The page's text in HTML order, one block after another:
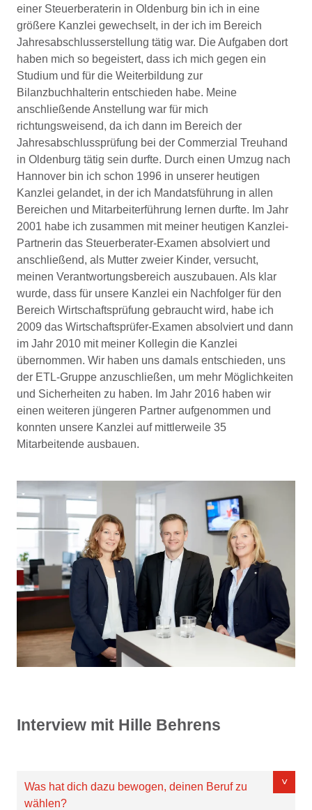
einer Steuerberaterin in Oldenburg bin ich in eine
größere Kanzlei gewechselt, in der ich im Bereich
Jahresabschlusserstellung tätig war. Die Aufgaben dort
haben mich so begeistert, dass ich mich gegen ein
Studium und für die Weiterbildung zur
Bilanzbuchhalterin entschieden habe. Meine
anschließende Anstellung war für mich
richtungsweisend, da ich dann im Bereich der
Jahresabschlussprüfung bei der Commerzial Treuhand
in Oldenburg tätig sein durfte. Durch einen Umzug nach
Hannover bin ich schon 1996 in unserer heutigen
Kanzlei gelandet, in der ich Mandatsführung in allen
Bereichen und Mitarbeiterführung lernen durfte. Im Jahr
2001 habe ich zusammen mit meiner heutigen Kanzlei-
Partnerin das Steuerberater-Examen absolviert und
anschließend, als Mutter zweier Kinder, versucht,
meinen Verantwortungsbereich auszubauen. Als klar
wurde, dass für unsere Kanzlei ein Nachfolger für den
Bereich Wirtschaftsprüfung gebraucht wird, habe ich
2009 das Wirtschaftsprüfer-Examen absolviert und dann
im Jahr 2010 mit meiner Kollegin die Kanzlei
übernommen. Wir haben uns damals entschieden, uns
der ETL-Gruppe anzuschließen, um mehr Möglichkeiten
und Sicherheiten zu haben. Im Jahr 2016 haben wir
einen weiteren jüngeren Partner aufgenommen und
konnten unsere Kanzlei auf mittlerweile 35
Mitarbeitende ausbauen.
Interview mit Hille Behrens
Was hat dich dazu bewogen, deinen Beruf zu
wählen?